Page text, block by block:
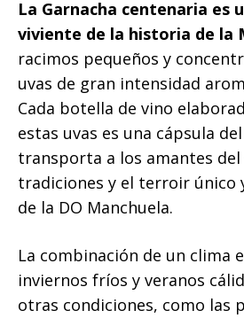
La Garnacha centenaria es
viviente de la historia de la
racimos pequeños y
uvas de gran intensidad
Cada botella de vino
estas uvas es una cápsula
transporta a los amantes del
tradiciones y el terroir único
de la DO Manchuela.
La combinación de un clima
inviernos fríos y veranos
otras condiciones, como las